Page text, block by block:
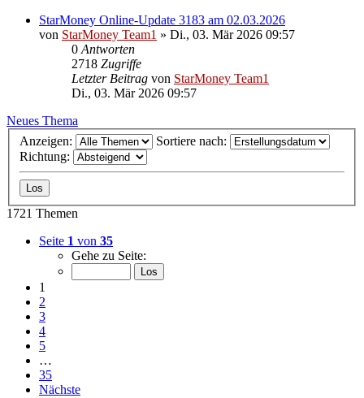
StarMoney Online-Update 3183 am 02.03.2026
von StarMoney Team1 » Di., 03. Mär 2026 09:57
0 Antworten
2718 Zugriffe
Letzter Beitrag von StarMoney Team1
Di., 03. Mär 2026 09:57
Neues Thema
Anzeigen:
Sortiere nach:
Richtung:
1721 Themen
Seite 1 von 35
Gehe zu Seite:
1
2
3
4
5
…
35
Nächste